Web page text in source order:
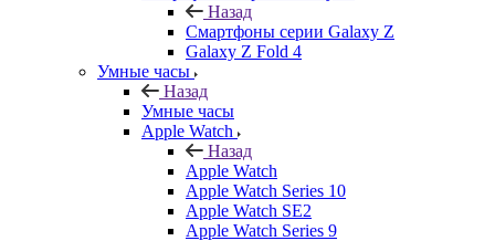
Назад
Смартфоны серии Galaxy Z
Galaxy Z Fold 4
Умные часы
Назад
Умные часы
Apple Watch
Назад
Apple Watch
Apple Watch Series 10
Apple Watch SE2
Apple Watch Series 9